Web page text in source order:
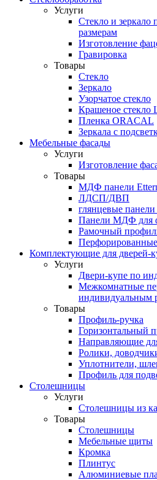
Услуги
Стекло и
размерам
Изготовление
Гравировка
Товары
Стекло
Зеркало
Узорчатое стекло
Крашеное стекло
Пленка ORACAL
Зеркала с
Мебельные фасады
Услуги
Изготовление
Товары
МДФ панели
ЛДСП/ДВП
глянцевые
Панели МДФ для
Рамочный
Комплектующие для дверей-
Услуги
Двери-купе по
Межкомнатные
индивидуальным
Товары
Профиль-ручка
Горизонтальный
Направляющие
Ролики,
Уплотнители,
Профиль для
Столешницы
Услуги
Столешницы из
Товары
Столешницы
Мебельные щиты
Кромка
Плинтус
Алюминиевые